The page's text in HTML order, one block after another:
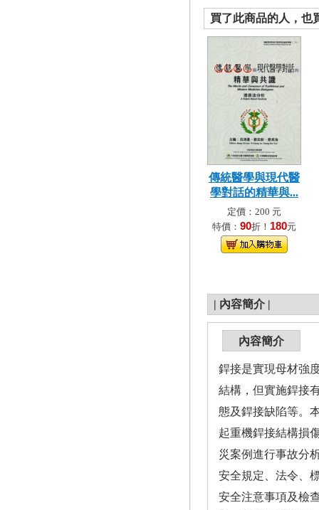
買了此商品的人，也
傳統醫學與現代醫
學對話的精華與...
定價：200 元
特價： 90折！ 180元
| 內容簡介 |
內容簡介
銲接是實現母材強
結構，但實施銲接
態及銲接缺陷等。
起重機銲接結構損
災案例進行事故分
安全規定、法令、
安全注意事項及檢